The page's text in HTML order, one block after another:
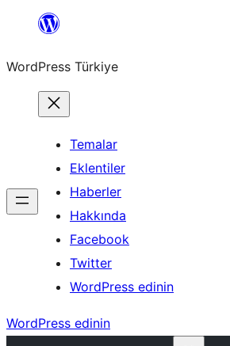
İçeriğe
WordPress Türkiye
Temalar
Eklentiler
Haberler
Hakkında
Facebook
Twitter
WordPress edinin
WordPress edinin